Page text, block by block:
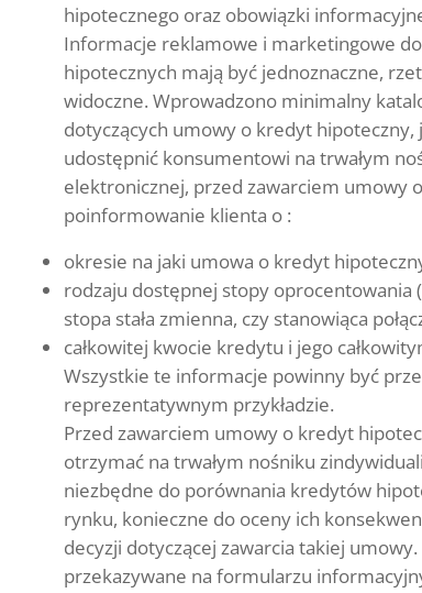
hipotecznego oraz obowiązki
Informacje reklamowe i marketingowe
hipotecznych mają być jednoznaczne,
widoczne. Wprowadzono minimalny
dotyczących umowy o kredyt hipoteczny,
udostępnić konsumentowi na trwałym
elektronicznej, przed zawarciem umowy
poinformowanie klienta o :
okresie na jaki umowa o kredyt
rodzaju dostępnej stopy oprocentowania
stopa stała zmienna, czy stanowiąca
całkowitej kwocie kredytu i jego
Wszystkie te informacje powinny być
reprezentatywnym przykładzie.
Przed zawarciem umowy o kredyt
otrzymać na trwałym nośniku
niezbędne do porównania kredytów
rynku, konieczne do oceny ich
decyzji dotyczącej zawarcia takiej
przekazywane na formularzu